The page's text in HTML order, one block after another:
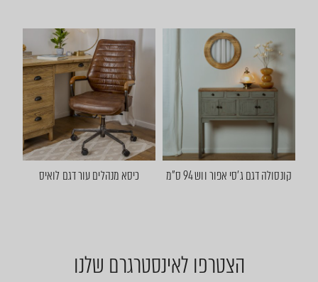
קונסולה דגם ג'סי אפור ווש 94 ס"מ כיסא מנהלים עור דגם לואיס
הצטרפו לאינסטרגרם שלנו